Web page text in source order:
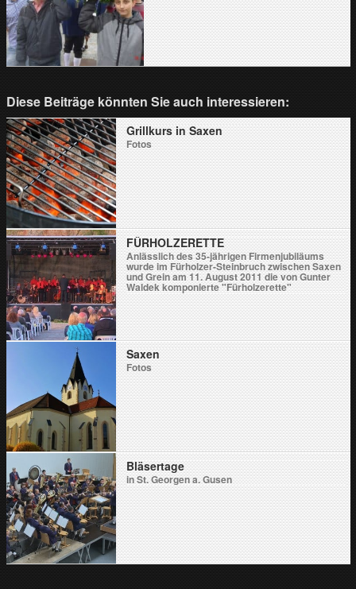
Diese Beiträge könnten Sie auch interessieren:
Grillkurs in Saxen
Fotos
FÜRHOLZERETTE
Anlässlich des 35-jährigen Firmenjubiläums
wurde im Fürholzer-Steinbruch zwischen Saxen
und Grein am 11. August 2011 die von Gunter
Waldek komponierte "Fürholzerette"
uraufgeführt.
Saxen
Fotos
Bläsertage
in St. Georgen a. Gusen